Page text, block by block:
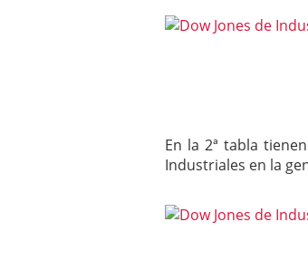
En la 2ª tabla
Industriales en la